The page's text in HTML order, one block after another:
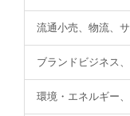
流通小売、物流、
ブランドビジネス
環境・エネルギー